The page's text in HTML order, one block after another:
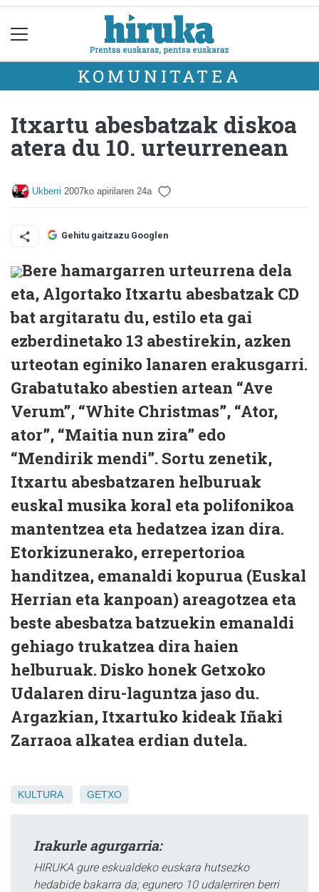
KOMUNITATEA
Itxartu abesbatzak diskoa
atera du 10. urteurrenean
Ukberri 2007ko apirilaren 24a
Gehitu gaitzazu Googlen
Bere hamargarren urteurrena dela
eta, Algortako Itxartu abesbatzak CD
bat argitaratu du, estilo eta gai
ezberdinetako 13 abestirekin, azken
urteotan eginiko lanaren erakusgarri.
Grabatutako abestien artean “Ave
Verum”, “White Christmas”, “Ator,
ator”, “Maitia nun zira” edo
“Mendirik mendi”. Sortu zenetik,
Itxartu abesbatzaren helburuak
euskal musika koral eta polifonikoa
mantentzea eta hedatzea izan dira.
Etorkizunerako, errepertorioa
handitzea, emanaldi kopurua (Euskal
Herrian eta kanpoan) areagotzea eta
beste abesbatza batzuekin emanaldi
gehiago trukatzea dira haien
helburuak. Disko honek Getxoko
Udalaren diru-laguntza jaso du.
Argazkian, Itxartuko kideak Iñaki
Zarraoa alkatea erdian dutela.
KULTURA GETXO
Irakurle agurgarria:
HIRUKA gure eskualdeko euskara hutsezko
hedabide bakarra da; egunero 10 udalerriren berri